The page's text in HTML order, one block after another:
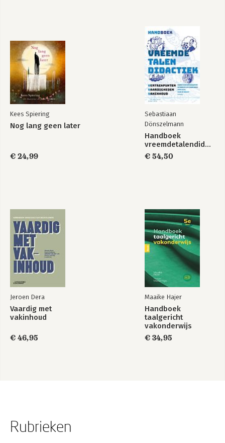
Kees Spiering
Nog lang geen later
€ 24,99
Sebastiaan
Dönszelmann
Handboek
vreemdetalendidactiek
€ 54,50
Jeroen Dera
Vaardig met
vakinhoud
€ 46,95
Maaike Hajer
Handboek
taalgericht
vakonderwijs
€ 34,95
Rubrieken